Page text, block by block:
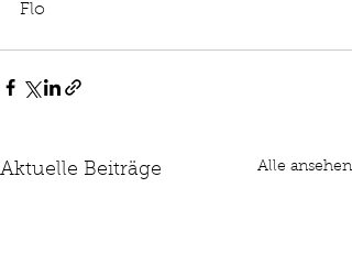
Flo
Aktuelle Beiträge Alle ansehen